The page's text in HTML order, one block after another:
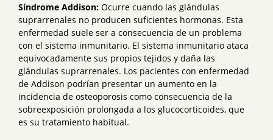
Síndrome Addison: Ocurre cuando las glándulas
suprarrenales no producen suficientes hormonas. Esta
enfermedad suele ser a consecuencia de un problema
con el sistema inmunitario. El sistema inmunitario ataca
equivocadamente sus propios tejidos y daña las
glándulas suprarrenales. Los pacientes con enfermedad
de Addison podrían presentar un aumento en la
incidencia de osteoporosis como consecuencia de la
sobreexposición prolongada a los glucocorticoides, que
es su tratamiento habitual.